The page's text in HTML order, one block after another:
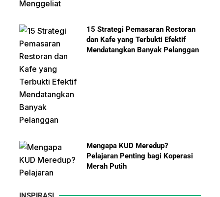
15 Strategi Pemasaran Restoran
dan Kafe yang Terbukti Efektif
Mendatangkan Banyak Pelanggan
Mengapa KUD Meredup?
Pelajaran Penting bagi Koperasi
Merah Putih